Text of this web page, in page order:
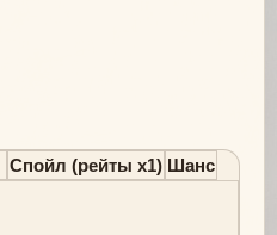
Спойл (рейты х1) Шанс